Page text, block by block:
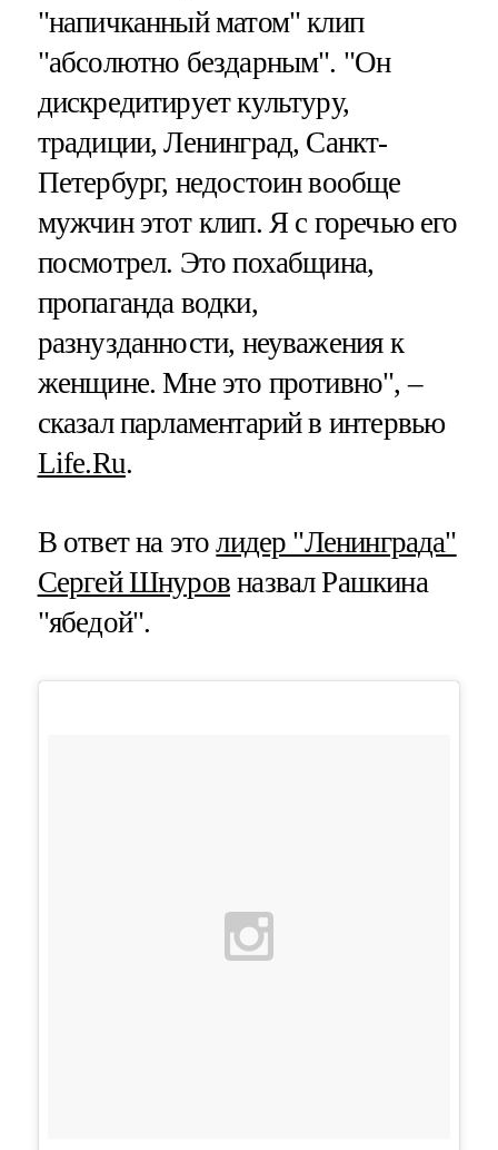
"напичканный матом" клип
"абсолютно бездарным". "Он
дискредитирует культуру,
традиции, Ленинград, Санкт-
Петербург, недостоин вообще
мужчин этот клип. Я с горечью его
посмотрел. Это похабщина,
пропаганда водки,
разнузданности, неуважения к
женщине. Мне это противно", –
сказал парламентарий в интервью
Life.Ru.
В ответ на этолидер "Ленинграда"
Сергей Шнуров назвал Рашкина
"ябедой".